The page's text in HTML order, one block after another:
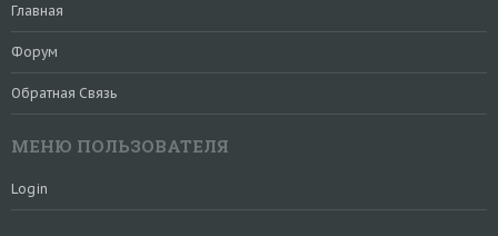
Главная
Форум
Обратная Связь
МЕНЮ ПОЛЬЗОВАТЕЛЯ
Login